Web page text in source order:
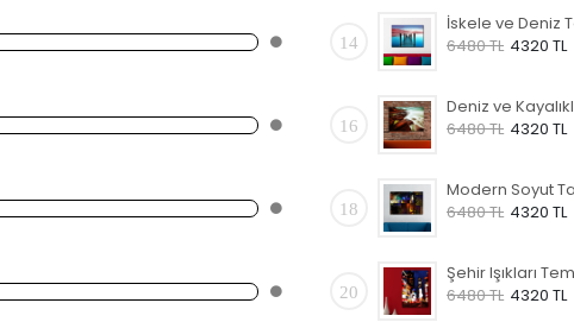
14
6480 TL 4320 TL
16
6480 TL 4320 TL
18
6480 TL 4320 TL
20
6480 TL 4320 TL